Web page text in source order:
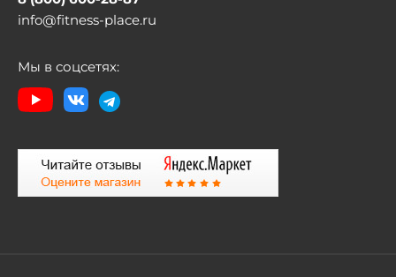
info@fitness-place.ru
Мы в соцсетях: